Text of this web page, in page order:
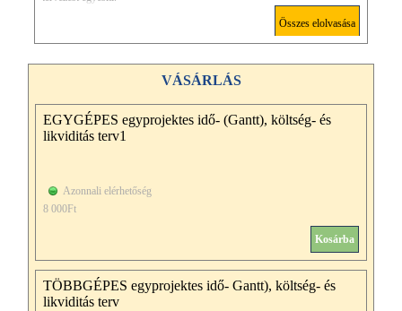
Összes elolvasása
VÁSÁRLÁS
EGYGÉPES egyprojektes idő- (Gantt), költség- és
likviditás terv1
Azonnali elérhetőség
8 000Ft
Kosárba
TÖBBGÉPES egyprojektes idő- Gantt), költség- és
likviditás terv